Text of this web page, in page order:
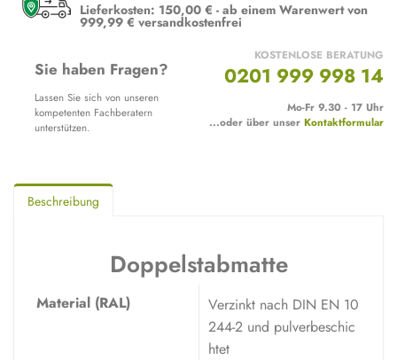
Lieferkosten: 150,00 € - ab einem Warenwert von
999,99 € versandkostenfrei
Sie haben Fragen?
Lassen Sie sich von unseren
kompetenten Fachberatern
unterstützen.
KOSTENLOSE BERATUNG
0201 999 998 14
Mo-Fr 9.30 - 17 Uhr
...oder über unser Kontaktformular
Beschreibung
Doppelstabmatte
Material (RAL)
Verzinkt nach DIN EN 10
244-2 und pulverbeschic
htet